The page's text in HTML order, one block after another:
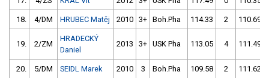
18. 4/DM HRUBEC Matěj 2010 3+ Boh.Pha 114.33 2 110.69
19. 2/ZM
HRADECKÝ
Daniel
2013 3+ USK Pha 113.05 4 111.49
20. 5/DM SEIDL Marek 2010 3 Boh.Pha 109.58 2 111.62